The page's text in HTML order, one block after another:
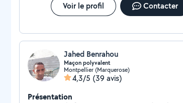
Voir le profil Contacter
Jahed Benrahou
Maçon polyvalent
Montpellier (Marquerose)
4,3/5 (39 avis)
Présentation